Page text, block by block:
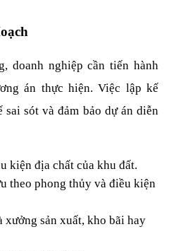
doanh nghiệp cần tiến hành
án thực hiện. Việc lập kế
sót và đảm bảo dự án diễn
kiện địa chất của khu đất.
theo phong thủy và điều kiện
xưởng sản xuất, kho bãi hay